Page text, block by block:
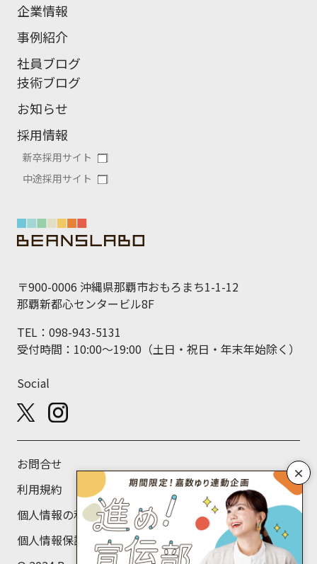
×
企業情報
事例紹介
社員ブログ
技術ブログ
お知らせ
採用情報
新卒採用サイト
中途採用サイト
〒900-0006 沖縄県那覇市おもろまち1-1-12
那覇新都心センタービル8F
TEL：098-943-5131
受付時間：10:00～19:00（土日・祝日・年末年始除く）
Social
お問合せ
利用規約
個人情報の利用目的について
個人情報保護方針